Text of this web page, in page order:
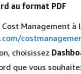
au format PDF
Management à
choisissez
que vous